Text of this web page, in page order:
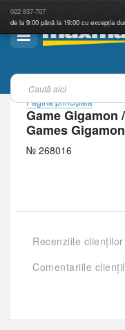
022 837-707
de la 9:00 până la 19:00 cu excepția
Pagina principală
Game Gigamon
Games
№ 268016
Recenziile clienților
Comentariile